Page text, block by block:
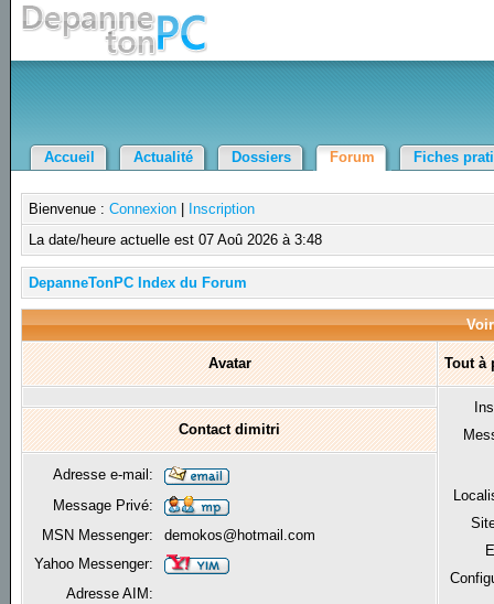
Accueil Actualité Dossiers Forum Fiches
Bienvenue :Connexion
Inscription
La date/heure actuelle est 07 Aoû 2026 à 3:48
DepanneTonPC Index du Forum
Avatar Tout à
Contact dimitri
Adresse e-mail:
Message Privé:
MSN Messenger:
demokos@hotmail.com
Yahoo Messenger:
Adresse AIM: